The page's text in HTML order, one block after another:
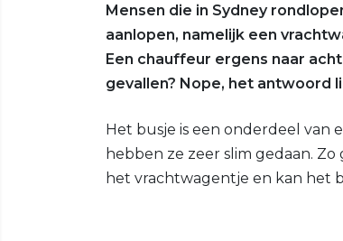
Mensen die in Sydney
aanlopen, namelijk een
Een chauffeur ergens naar
gevallen? Nope, het antwoord
Het busje is een onderdeel van
hebben ze zeer slim gedaan.
het vrachtwagentje en kan het